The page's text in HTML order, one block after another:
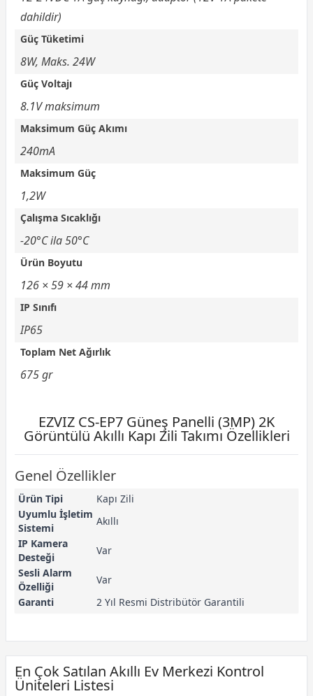
dahildir)
Güç Tüketimi
8W, Maks. 24W
Güç Voltajı
8.1V maksimum
Maksimum Güç Akımı
240mA
Maksimum Güç
1,2W
Çalışma Sıcaklığı
-20°C ila 50°C
Ürün Boyutu
126 × 59 × 44 mm
IP Sınıfı
IP65
Toplam Net Ağırlık
675 gr
EZVIZ CS-EP7 Güneş Panelli (3MP) 2K
Görüntülü Akıllı Kapı Zili Takımı Özellikleri
Genel Özellikler
Ürün Tipi
Kapı Zili
Uyumlu İşletim
Sistemi
Akıllı
IP Kamera
Desteği
Var
Sesli Alarm
Özelliği
Var
Garanti
2 Yıl Resmi Distribütör Garantili
En Çok Satılan Akıllı Ev Merkezi Kontrol
Üniteleri Listesi